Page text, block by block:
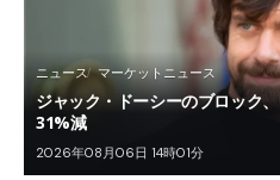
ニュース マーケットニュース
ジャック・ドーシーのブロック
31%減
2026年08月06日 14時01分